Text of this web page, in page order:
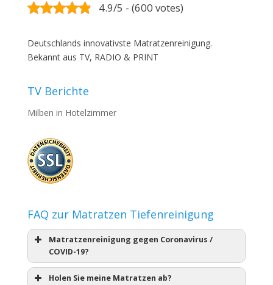
4.9/5 - (600 votes)
Deutschlands innovativste Matratzenreinigung.
Bekannt aus TV, RADIO & PRINT
TV Berichte
Milben in Hotelzimmer
FAQ zur Matratzen Tiefenreinigung
Matratzenreinigung gegen Coronavirus /
COVID-19?
Holen Sie meine Matratzen ab?